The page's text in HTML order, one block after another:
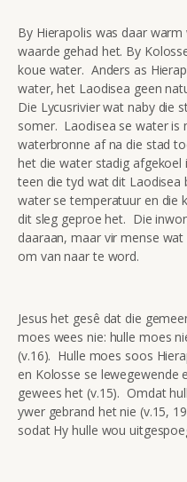
By Hierapolis was daar
waarde gehad het. By
koue water. Anders as
water, het Laodisea geen
Die Lycusrivier wat naby die
somer. Laodisea se water is
waterbronne af na die stad
het die water stadig afgekoel
teen die tyd wat dit Laodisea
water se temperatuur en die
dit sleg geproe het. Die
daaraan, maar vir mense
om van naar te word.
Jesus het gesê dat die
moes wees nie: hulle moes
(v.16). Hulle moes soos
en Kolosse se lewegewende
gewees het (v.15). Omdat
ywer gebrand het nie (v.15,
sodat Hy hulle wou